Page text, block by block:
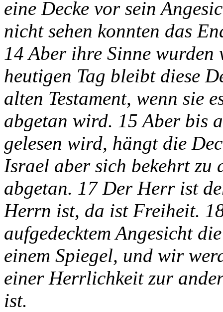
eine Decke vor sein
nicht sehen konnten das
14 Aber ihre Sinne wurden
heutigen Tag bleibt diese
alten Testament, wenn sie
abgetan wird. 15 Aber bis
gelesen wird, hängt die
Israel aber sich bekehrt zu
abgetan. 17 Der Herr ist
Herrn ist, da ist Freiheit.
aufgedecktem Angesicht
einem Spiegel, und wir
einer Herrlichkeit zur
ist.